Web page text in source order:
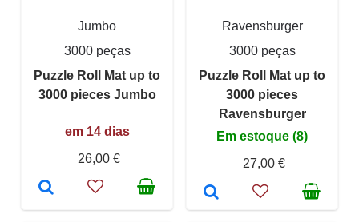
Jumbo
3000 peças
Puzzle Roll Mat up to
3000 pieces Jumbo
em 14 dias
26,00 €
Ravensburger
3000 peças
Puzzle Roll Mat up to
3000 pieces
Ravensburger
Em estoque (8)
27,00 €